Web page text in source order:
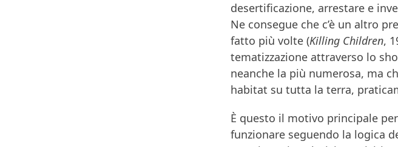
desertificazione, arrestare e
Ne consegue che c’è un altro
fatto più volte (Killing Children,
tematizzazione attraverso lo
neanche la più numerosa, ma
habitat su tutta la terra,
È questo il motivo principale
funzionare seguendo la logica